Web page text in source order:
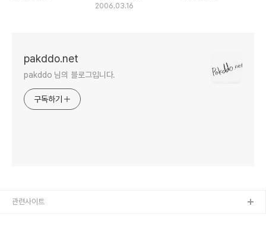
2006.03.16
pakddo.net
pakddo 님의 블로그입니다.
구독하기
관련사이트